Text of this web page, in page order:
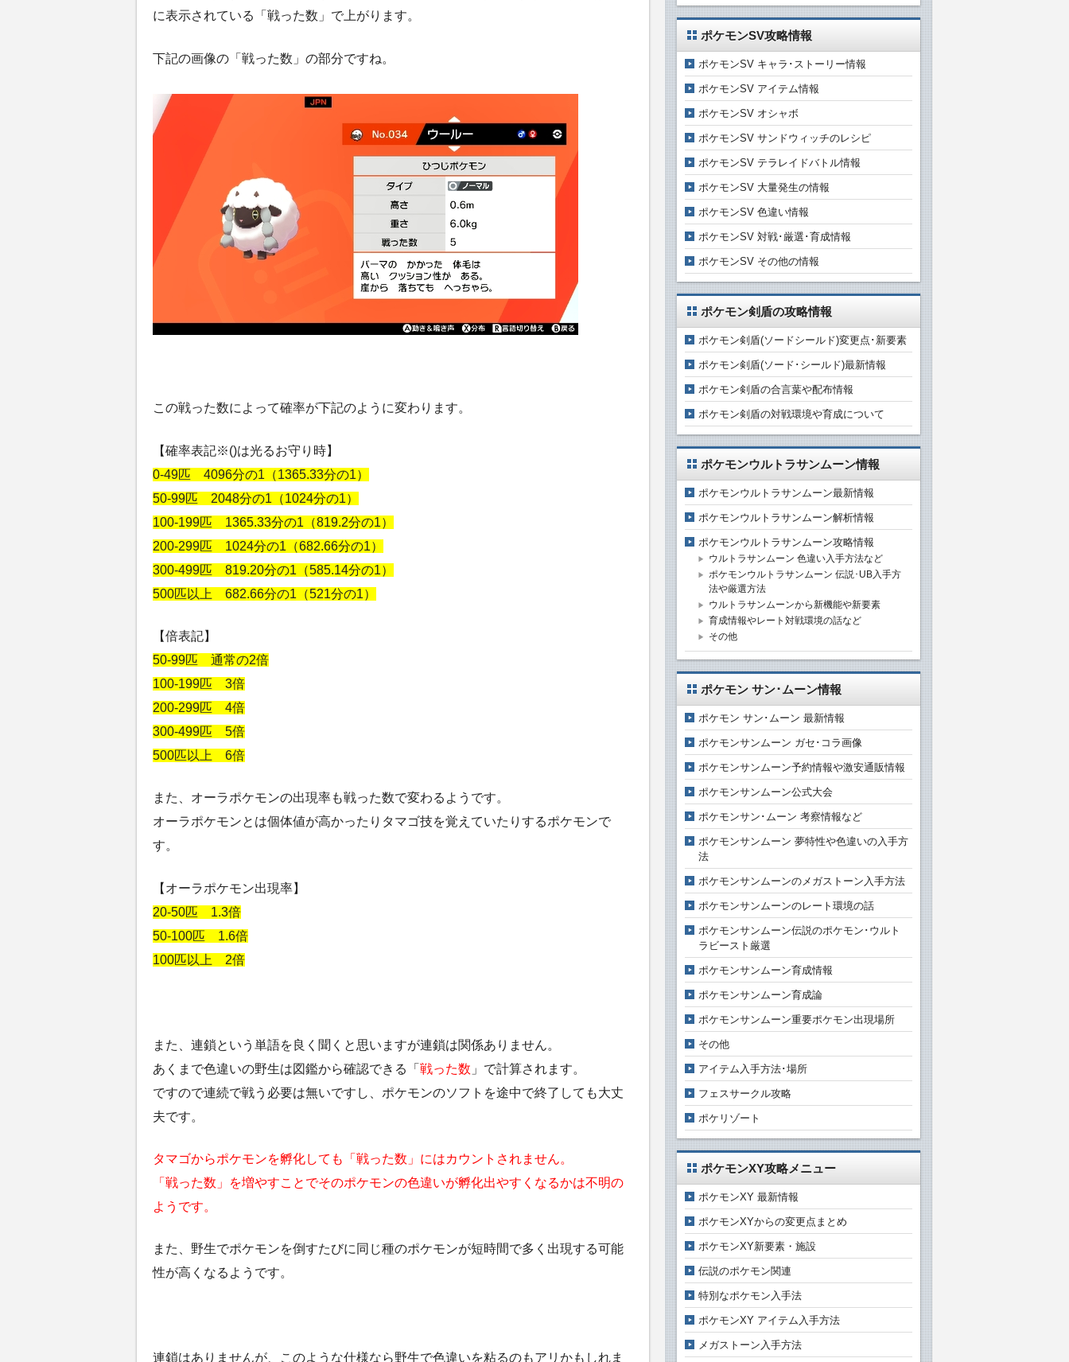
に表示されている「戦った数」で上がります。
下記の画像の「戦った数」の部分ですね。
この戦った数によって確率が下記のように変わります。
【確率表記※()は光るお守り時】
0-49匹 4096分の1（1365.33分の1）
50-99匹 2048分の1（1024分の1）
100-199匹 1365.33分の1（819.2分の1）
200-299匹 1024分の1（682.66分の1）
300-499匹 819.20分の1（585.14分の1）
500匹以上 682.66分の1（521分の1）
【倍表記】
50-99匹 通常の2倍
100-199匹 3倍
200-299匹 4倍
300-499匹 5倍
500匹以上 6倍
また、オーラポケモンの出現率も戦った数で変わるようです。
オーラポケモンとは個体値が高かったりタマゴ技を覚えていたりするポケモンで
す。
【オーラポケモン出現率】
20-50匹 1.3倍
50-100匹 1.6倍
100匹以上 2倍
また、連鎖という単語を良く聞くと思いますが連鎖は関係ありません。
あくまで色違いの野生は図鑑から確認できる「 戦った数 」で計算されます。
ですので連続で戦う必要は無いですし、ポケモンのソフトを途中で終了しても大丈
夫です。
タマゴからポケモンを孵化しても「戦った数」にはカウントされません。
「戦った数」を増やすことでそのポケモンの色違いが孵化出やすくなるかは不明の
ようです。
また、野生でポケモンを倒すたびに同じ種のポケモンが短時間で多く出現する可能
性が高くなるようです。
連鎖はありませんが、このような仕様なら野生で色違いを粘るのもアリかもしれま
ポケモンSV攻略情報
ポケモンSV キャラ･ストーリー情報
ポケモンSV アイテム情報
ポケモンSV オシャボ
ポケモンSV サンドウィッチのレシピ
ポケモンSV テラレイドバトル情報
ポケモンSV 大量発生の情報
ポケモンSV 色違い情報
ポケモンSV 対戦･厳選･育成情報
ポケモンSV その他の情報
ポケモン剣盾の攻略情報
ポケモン剣盾(ソードシールド)変更点･新要素
ポケモン剣盾(ソード･シールド)最新情報
ポケモン剣盾の合言葉や配布情報
ポケモン剣盾の対戦環境や育成について
ポケモンウルトラサンムーン情報
ポケモンウルトラサンムーン最新情報
ポケモンウルトラサンムーン解析情報
ポケモンウルトラサンムーン攻略情報
ウルトラサンムーン 色違い入手方法など
ポケモンウルトラサンムーン 伝説･UB入手方
法や厳選方法
ウルトラサンムーンから新機能や新要素
育成情報やレート対戦環境の話など
その他
ポケモン サン･ムーン情報
ポケモン サン･ムーン 最新情報
ポケモンサンムーン ガセ･コラ画像
ポケモンサンムーン予約情報や激安通販情報
ポケモンサンムーン公式大会
ポケモンサン･ムーン 考察情報など
ポケモンサンムーン 夢特性や色違いの入手方
法
ポケモンサンムーンのメガストーン入手方法
ポケモンサンムーンのレート環境の話
ポケモンサンムーン伝説のポケモン･ウルト
ラビースト厳選
ポケモンサンムーン育成情報
ポケモンサンムーン育成論
ポケモンサンムーン重要ポケモン出現場所
その他
アイテム入手方法･場所
フェスサークル攻略
ポケリゾート
ポケモンXY攻略メニュー
ポケモンXY 最新情報
ポケモンXYからの変更点まとめ
ポケモンXY新要素・施設
伝説のポケモン関連
特別なポケモン入手法
ポケモンXY アイテム入手方法
メガストーン入手方法